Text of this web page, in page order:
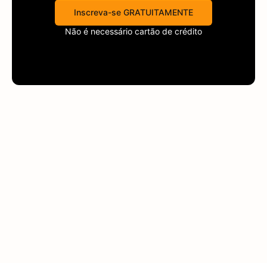
Inscreva-se GRATUITAMENTE
Não é necessário cartão de crédito